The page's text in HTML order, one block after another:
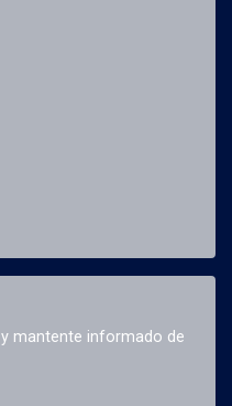
mantente informado de